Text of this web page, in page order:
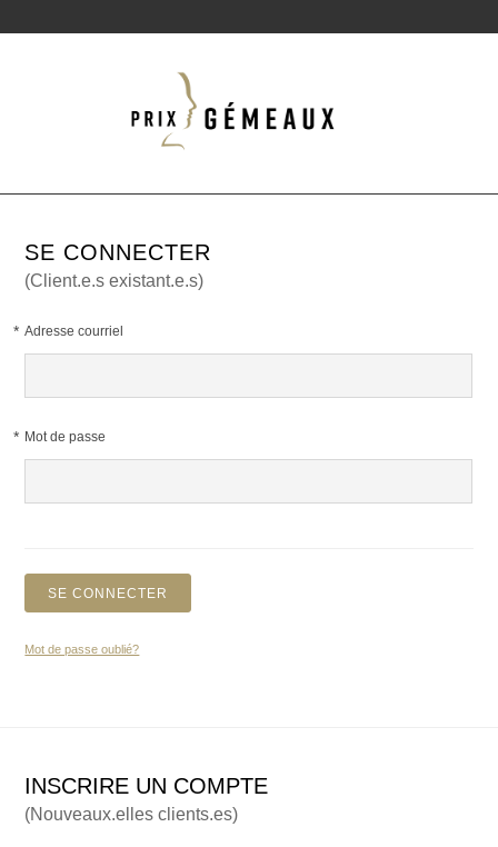
SE CONNECTER
(Client.e.s existant.e.s)
* Adresse courriel
* Mot de passe
Mot de passe oublié?
INSCRIRE UN COMPTE
(Nouveaux.elles clients.es)